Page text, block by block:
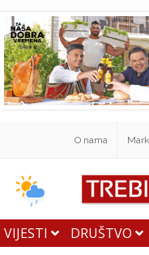
O nama
VIJESTI DRUŠTVO